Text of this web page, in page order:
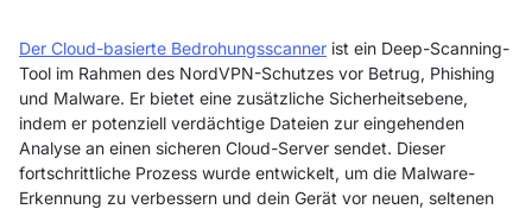
Der Cloud-basierte Bedrohungsscanner ist ein Deep-Scanning-
Tool im Rahmen des NordVPN-Schutzes vor Betrug, Phishing
und Malware. Er bietet eine zusätzliche Sicherheitsebene,
indem er potenziell verdächtige Dateien zur eingehenden
Analyse an einen sicheren Cloud-Server sendet. Dieser
fortschrittliche Prozess wurde entwickelt, um die Malware-
Erkennung zu verbessern und dein Gerät vor neuen, seltenen